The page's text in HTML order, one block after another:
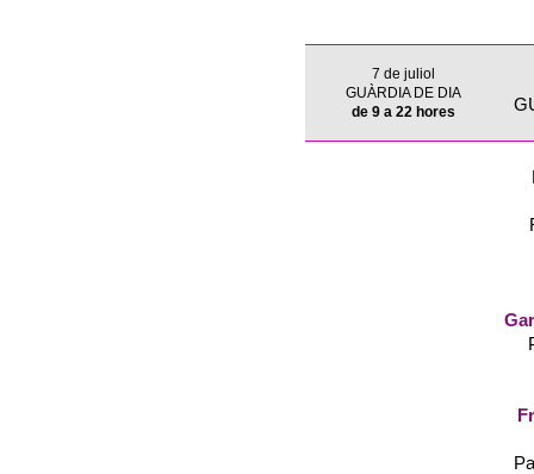
7 de juliol
GUÀRDIA DE DIA
de 9 a 22 hores